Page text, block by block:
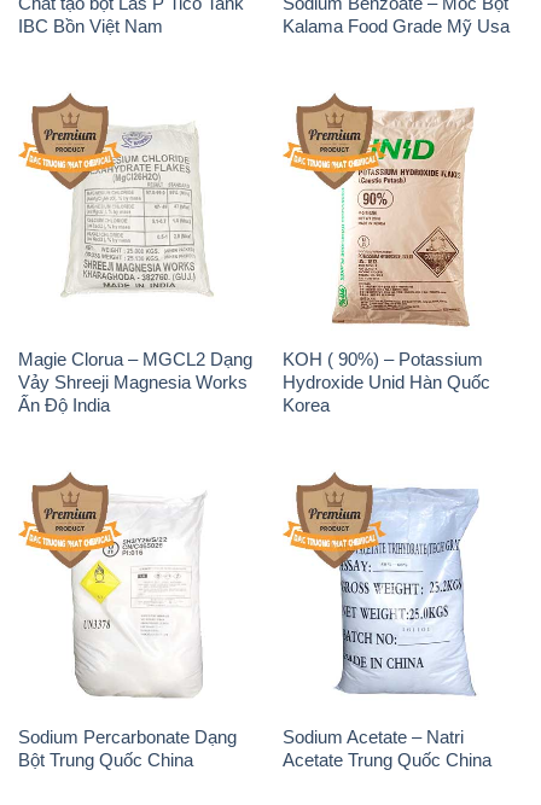
IBC Bồn Việt Nam
Kalama Food Grade Mỹ Usa
Magie Clorua – MGCL2 Dạng
Vảy Shreeji Magnesia Works
Ấn Độ India
KOH ( 90%) – Potassium
Hydroxide Unid Hàn Quốc
Korea
Sodium Percarbonate Dạng
Bột Trung Quốc China
Sodium Acetate – Natri
Acetate Trung Quốc China